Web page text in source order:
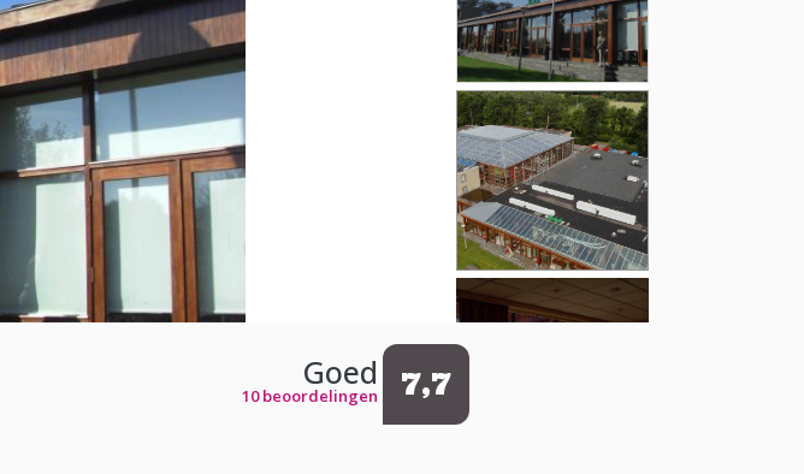
Goed
10 beoordelingen 7,7